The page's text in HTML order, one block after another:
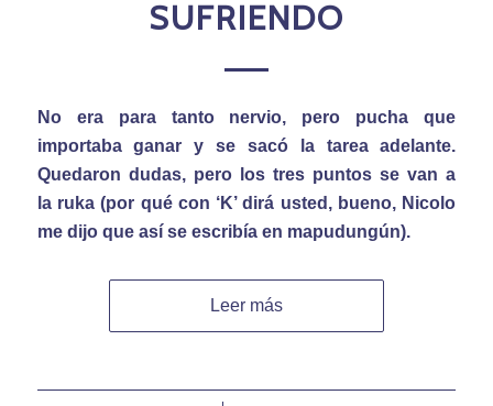
SUFRIENDO
No era para tanto nervio, pero pucha que
importaba ganar y se sacó la tarea adelante.
Quedaron dudas, pero los tres puntos se van a
la ruka (por qué con ‘K’ dirá usted, bueno, Nicolo
me dijo que así se escribía en mapudungún).
Leer más